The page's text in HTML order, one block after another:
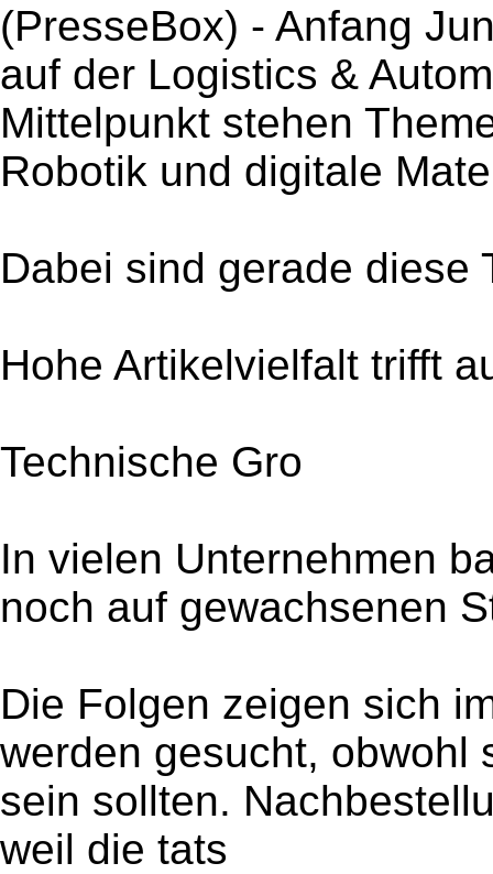
(PresseBox) - Anfang
auf der Logistics &
Mittelpunkt stehen
Robotik und digitale
Dabei sind gerade diese
Hohe Artikelvielfalt trifft
Technische Gro
In vielen Unternehmen
noch auf gewachsenen
Die Folgen zeigen sich
werden gesucht, obwohl
sein sollten.
weil die tats